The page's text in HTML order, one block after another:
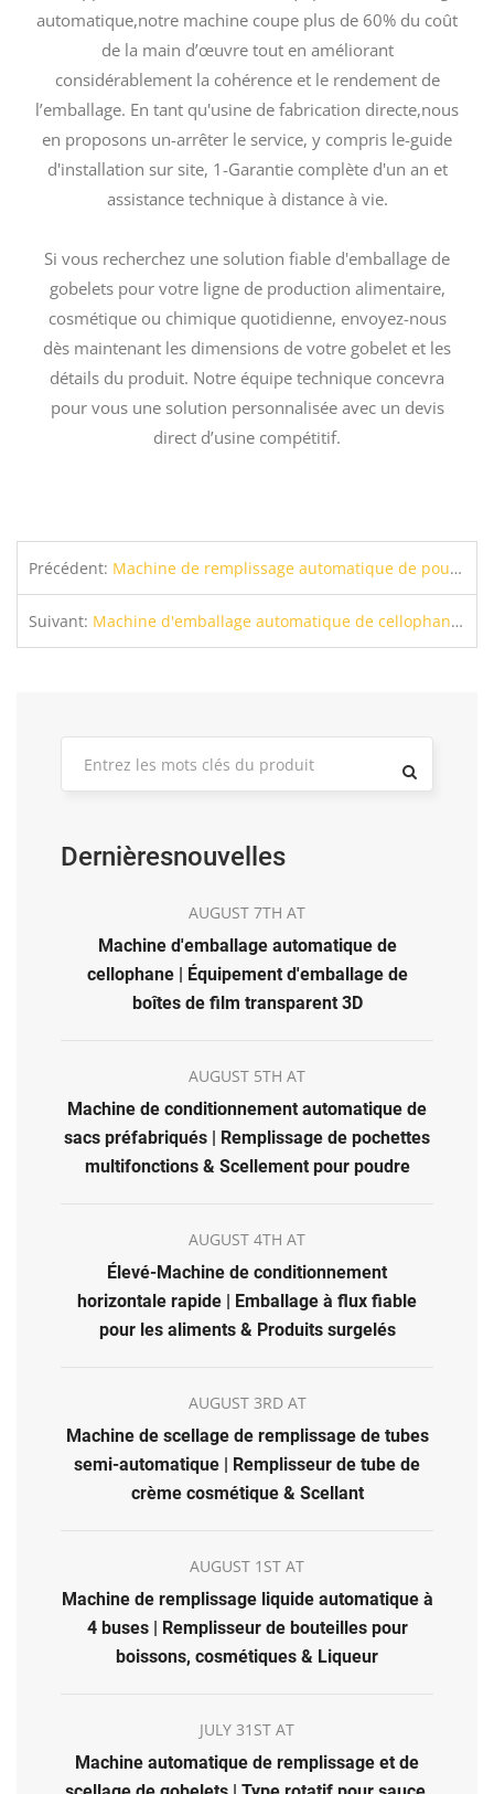
automatique,notre machine coupe plus de 60% du coût
de la main d’œuvre tout en améliorant
considérablement la cohérence et le rendement de
l’emballage. En tant qu'usine de fabrication directe,nous
en proposons un-arrêter le service, y compris le-guide
d'installation sur site, 1-Garantie complète d'un an et
assistance technique à distance à vie.
Si vous recherchez une solution fiable d'emballage de
gobelets pour votre ligne de production alimentaire,
cosmétique ou chimique quotidienne, envoyez-nous
dès maintenant les dimensions de votre gobelet et les
détails du produit. Notre équipe technique concevra
pour vous une solution personnalisée avec un devis
direct d’usine compétitif.
Précédent: Machine de remplissage automatique de poudre de granulés | Haute précision 10-équipement d'embouteillage de la poudre 2000g
Suivant: Machine d'emballage automatique de cellophane | Équipement d'emballage de boîtes de film transparent 3D
Dernièresnouvelles
AUGUST 7TH AT
Machine d'emballage automatique de
cellophane | Équipement d'emballage de
boîtes de film transparent 3D
AUGUST 5TH AT
Machine de conditionnement automatique de
sacs préfabriqués | Remplissage de pochettes
multifonctions & Scellement pour poudre
AUGUST 4TH AT
Élevé-Machine de conditionnement
horizontale rapide | Emballage à flux fiable
pour les aliments & Produits surgelés
AUGUST 3RD AT
Machine de scellage de remplissage de tubes
semi-automatique | Remplisseur de tube de
crème cosmétique & Scellant
AUGUST 1ST AT
Machine de remplissage liquide automatique à
4 buses | Remplisseur de bouteilles pour
boissons, cosmétiques & Liqueur
JULY 31ST AT
Machine automatique de remplissage et de